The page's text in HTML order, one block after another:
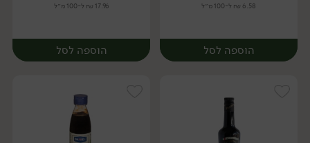
6.58 ₪ ל-100 מ״ל
הוספה לסל
17.96 ₪ ל-100 מ״ל
הוספה לסל